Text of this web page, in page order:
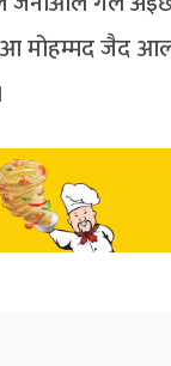
आ मोहम्मद जैद